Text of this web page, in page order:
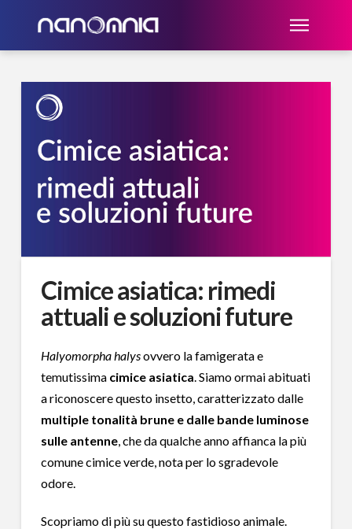
Cimice asiatica: rimedi
attuali e soluzioni future
Halyomorpha halysovvero la famigerata e
temutissima cimice asiatica . Siamo ormai abituati
a riconoscere questo insetto, caratterizzato dalle
multiple tonalità brune e dalle bande luminose
sulle antenne, che da qualche anno affianca la più
comune cimice verde, nota per lo sgradevole
odore.
Scopriamo di più su questo fastidioso animale.